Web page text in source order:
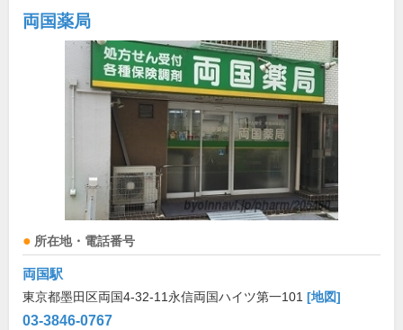
両国薬局
所在地・電話番号
両国駅
東京都墨田区両国4-32-11永信両国ハイツ第一101 [地図]
03-3846-0767